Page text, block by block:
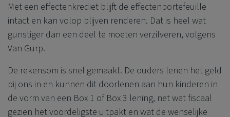
Met een effectenkrediet blijft de effectenportefeuille
intact en kan volop blijven renderen. Dat is heel wat
gunstiger dan een deel te moeten verzilveren, volgens
Van Gurp.
De rekensom is snel gemaakt. De ouders lenen het geld
bij ons in en kunnen dit doorlenen aan hun kinderen in
de vorm van een Box 1 of Box 3 lening, net wat fiscaal
gezien het voordeligste uitpakt en wat de wenselijke